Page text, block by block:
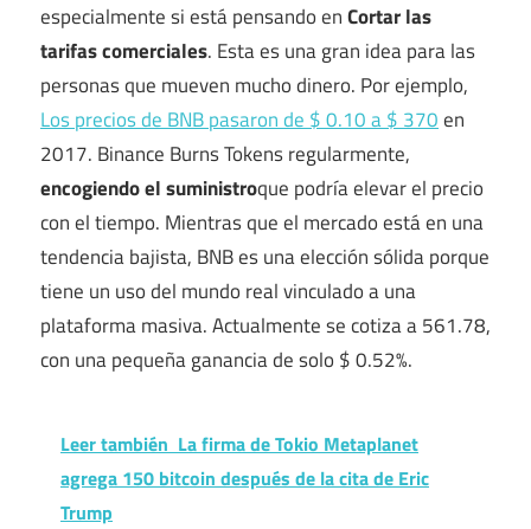
especialmente si está pensando enCortar las
tarifas comerciales. Esta es una gran idea para las
personas que mueven mucho dinero. Por ejemplo,
Los precios de BNB pasaron de $ 0.10 a $ 370en
2017. Binance Burns Tokens regularmente,
encogiendo el suministroque podría elevar el precio
con el tiempo. Mientras que el mercado está en una
tendencia bajista, BNB es una elección sólida porque
tiene un uso del mundo real vinculado a una
plataforma masiva. Actualmente se cotiza a 561.78,
con una pequeña ganancia de solo $ 0.52%.
Leer también La firma de Tokio Metaplanet
agrega 150 bitcoin después de la cita de Eric
Trump